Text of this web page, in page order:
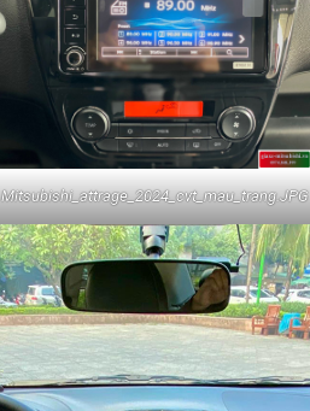
Mitsubishi_attrage_2024_cvt_mau_trang.JPG